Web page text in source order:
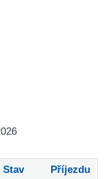
Stav Příjezdu